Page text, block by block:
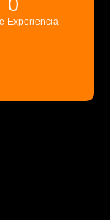
Experiencia